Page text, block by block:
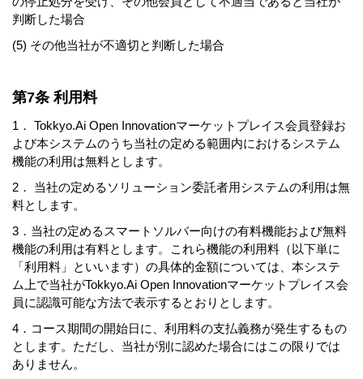
判断した場合
(5) その他当社が不適切と判断した場合
第7条 利用料
1． Tokkyo.Ai Open Innovationマーケットプレイス会員登録お
よび本システムのうち当社の定める範囲内におけるシステム
機能の利用は無料とします。
2． 当社の定めるソリューション委託者用システムの利用は無
料とします。
3．当社の定めるスマートソルバー向けの有料機能および無料
機能の利用は有料とします。これら機能の利用料（以下単に
「利用料」といいます）の具体的金額については、本システ
ム上で当社がTokkyo.Ai Open Innovationマーケットプレイス会
員に認識可能な方法で表示するとおりとします。
4．コース期間の開始日に、利用料の支払義務が発生するもの
とします。ただし、当社が別に認めた場合にはこの限りでは
ありません。